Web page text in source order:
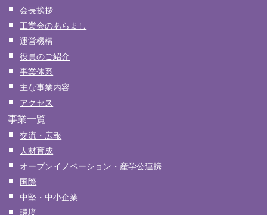
会長挨拶
工業会のあらまし
運営機構
役員のご紹介
事業体系
主な事業内容
アクセス
事業一覧
交流・広報
人材育成
オープンイノベーション・産学公連携
国際
中堅・中小企業
環境